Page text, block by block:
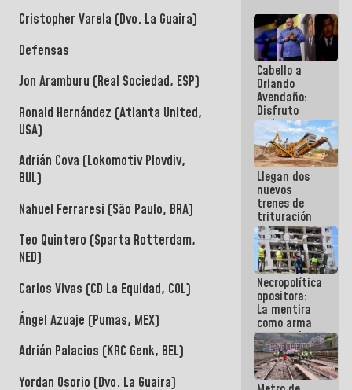
Cristopher Varela (Dvo. La Guaira)
Defensas
Jon Aramburu (Real Sociedad, ESP)
Ronald Hernández (Atlanta United,
USA)
Adrián Cova (Lokomotiv Plovdiv,
BUL)
Nahuel Ferraresi (São Paulo, BRA)
Teo Quintero (Sparta Rotterdam,
NED)
Carlos Vivas (CD La Equidad, COL)
Ángel Azuaje (Pumas, MEX)
Adrián Palacios (KRC Genk, BEL)
Yordan Osorio (Dvo. La Guaira)
Cabello a
Orlando
Avendaño:
Disfruto
cada vez
que escribes
porque lo
que haces
es
embarrarla
Llegan dos
nuevos
trenes de
trituración
para
optimizar
manejo de
escombros
en La Guaira
Necropolítica
opositora:
La mentira
como arma
contra el
Pueblo